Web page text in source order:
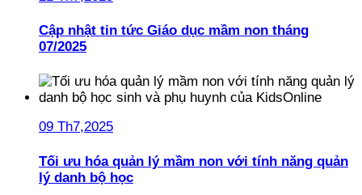
Cập nhật tin tức Giáo dục mầm non tháng
07/2025
09 Th7,2025
Tối ưu hóa quản lý mầm non với tính năng quản
lý danh bộ học